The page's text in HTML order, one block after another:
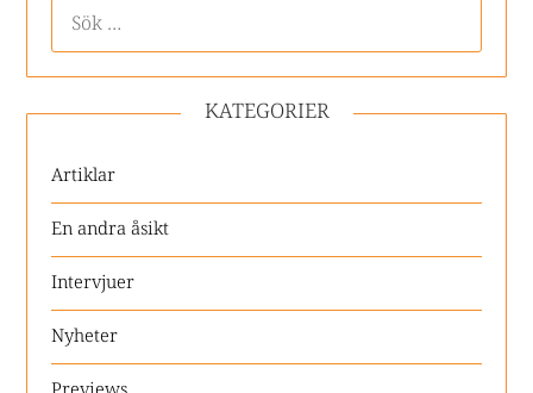
KATEGORIER
Artiklar
En andra åsikt
Intervjuer
Nyheter